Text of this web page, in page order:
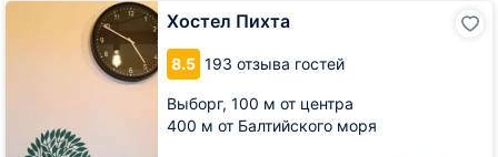
Хостел Пихта
8.5 193 отзыва гостей
Выборг, 100 м от центра
400 м от Балтийского моря
Хостел